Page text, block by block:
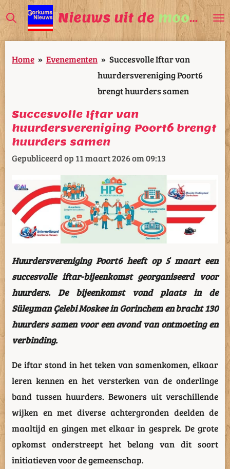
Ga
direct
naar
de
Nieuws uit de mooiste
Home » Evenementen » Succesvolle Iftar van
huurdersvereniging Poort6
brengt huurders samen
Succesvolle Iftar van
huurdersvereniging Poort6 brengt
huurders samen
Gepubliceerd op 11 maart 2026 om 09:13
Huurdersvereniging Poort6 heeft op 5 maart een
succesvolle iftar-bijeenkomst georganiseerd voor
huurders. De bijeenkomst vond plaats in de
Süleyman Çelebi Moskee in Gorinchem en bracht 130
huurders samen voor een avond van ontmoeting en
verbinding.
De iftar stond in het teken van samenkomen, elkaar
leren kennen en het versterken van de onderlinge
band tussen huurders. Bewoners uit verschillende
wijken en met diverse achtergronden deelden de
maaltijd en gingen met elkaar in gesprek. De grote
opkomst onderstreept het belang van dit soort
initiatieven voor de gemeenschap.